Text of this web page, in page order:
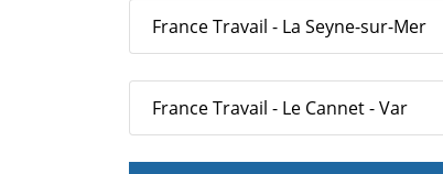
France Travail - La Seyne-sur-Mer
France Travail - Le Cannet - Var